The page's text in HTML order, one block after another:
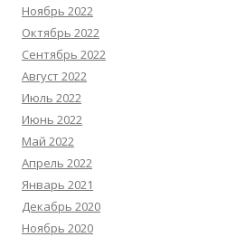
Ноябрь 2022
Октябрь 2022
Сентябрь 2022
Август 2022
Июль 2022
Июнь 2022
Май 2022
Апрель 2022
Январь 2021
Декабрь 2020
Ноябрь 2020